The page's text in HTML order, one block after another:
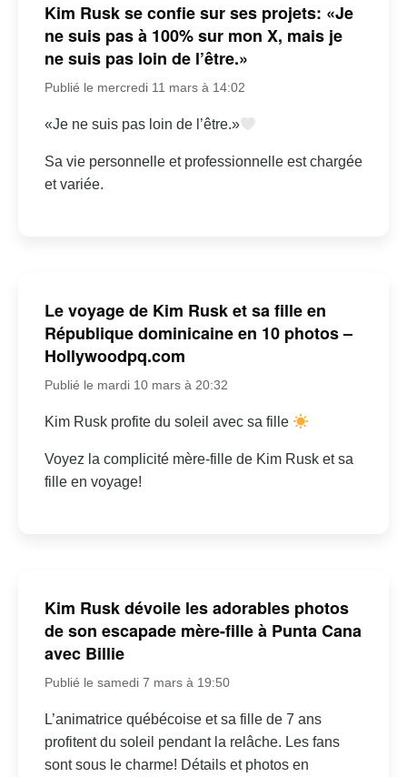
Kim Rusk se confie sur ses projets: «Je
ne suis pas à 100% sur mon X, mais je
ne suis pas loin de l’être.»
Publié le mercredi 11 mars à 14:02
«Je ne suis pas loin de l’être.»
Sa vie personnelle et professionnelle est chargée
et variée.
Le voyage de Kim Rusk et sa fille en
République dominicaine en 10 photos –
Hollywoodpq.com
Publié le mardi 10 mars à 20:32
Kim Rusk profite du soleil avec sa fille
Voyez la complicité mère-fille de Kim Rusk et sa
fille en voyage!
Kim Rusk dévoile les adorables photos
de son escapade mère-fille à Punta Cana
avec Billie
Publié le samedi 7 mars à 19:50
L’animatrice québécoise et sa fille de 7 ans
profitent du soleil pendant la relâche. Les fans
sont sous le charme! Détails et photos en